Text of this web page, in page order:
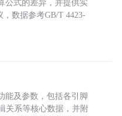
公式的差异，并提供实
数据参考GB/T 4423-
能及参数，包括各引脚
关系等核心数据，并附